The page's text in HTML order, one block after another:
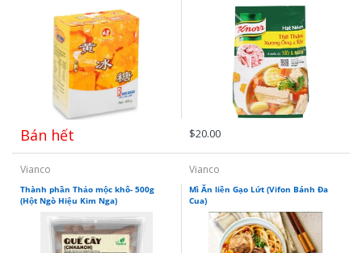
Bán hết $20.00
Vianco
Thành phần Thảo mộc khô- 500g
(Hột Ngò Hiệu Kim Nga)
Vianco
Mì Ăn liền Gạo Lứt (Vifon Bánh Đa
Cua)